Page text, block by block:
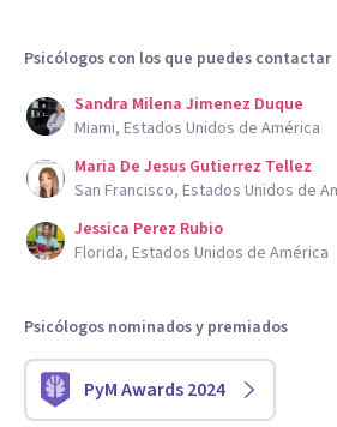
Psicólogos con los que puedes contactar
Sandra Milena Jimenez Duque
Miami, Estados Unidos de América
Maria De Jesus Gutierrez Tellez
San Francisco, Estados Unidos de
Jessica Perez Rubio
Florida, Estados Unidos de América
Psicólogos nominados y premiados
PyM Awards 2024